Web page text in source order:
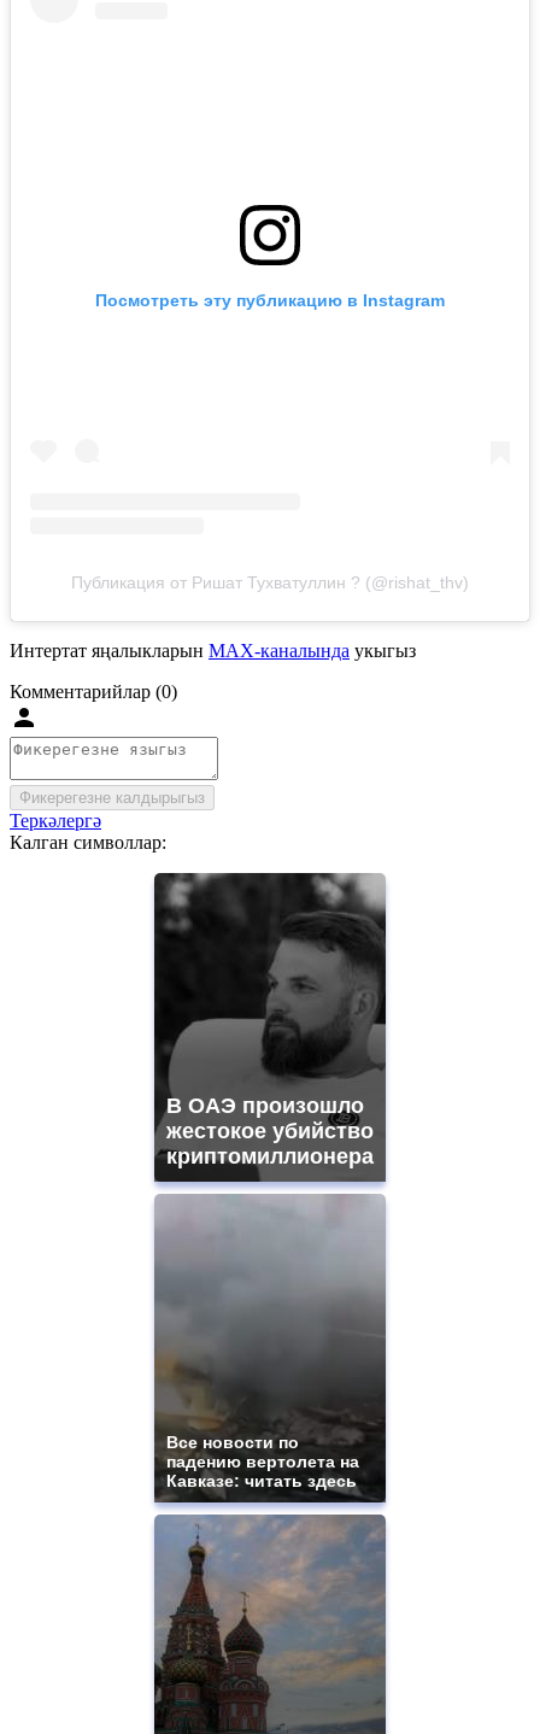
Посмотреть эту публикацию в Instagram
Публикация от Ришат Тухватуллин ? (@rishat_thv)
Интертат яңалыкларын MAX-каналында укыгыз
Комментарийлар (0)
Фикерегезне калдырыгыз
Теркәлергә
Калган символлар:
В ОАЭ произошло
жестокое убийство
криптомиллионера
Все новости по
падению вертолета на
Кавказе: читать здесь